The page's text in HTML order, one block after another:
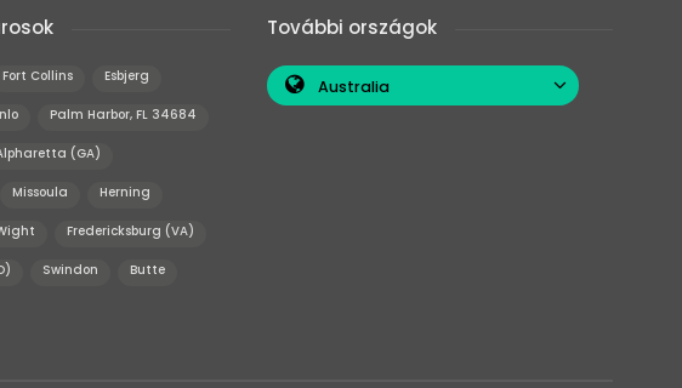
Fort Collins Esbjerg
Palm Harbor, FL 34684
(GA)
Missoula Herning
Fredericksburg (VA)
Swindon Butte
További országok
Australia